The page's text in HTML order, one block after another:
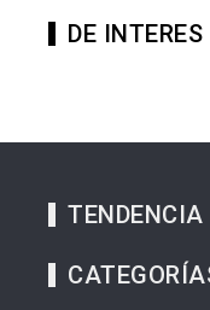
DE INTERES
TENDENCIA